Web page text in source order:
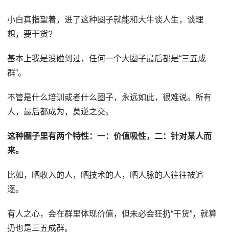
小白真指望着，进了这种圈子就能和大牛谈人生，谈理
想，要干货?
基本上我是没碰到过，任何一个大圈子最后都是“三五成
群”。
不管是什么培训或者什么圈子，永远如此，很难说。所有
人，最后都成为，莫逆之交。
这种圈子里有两个特性：一：价值吸性，二：针对某人而
来。
比如，晒收入的人，晒技术的人，晒人脉的人往往被追
逐。
有人之心，会在群里体现价值，但未必会狂扔“干货”，就算
扔也是三五成群。